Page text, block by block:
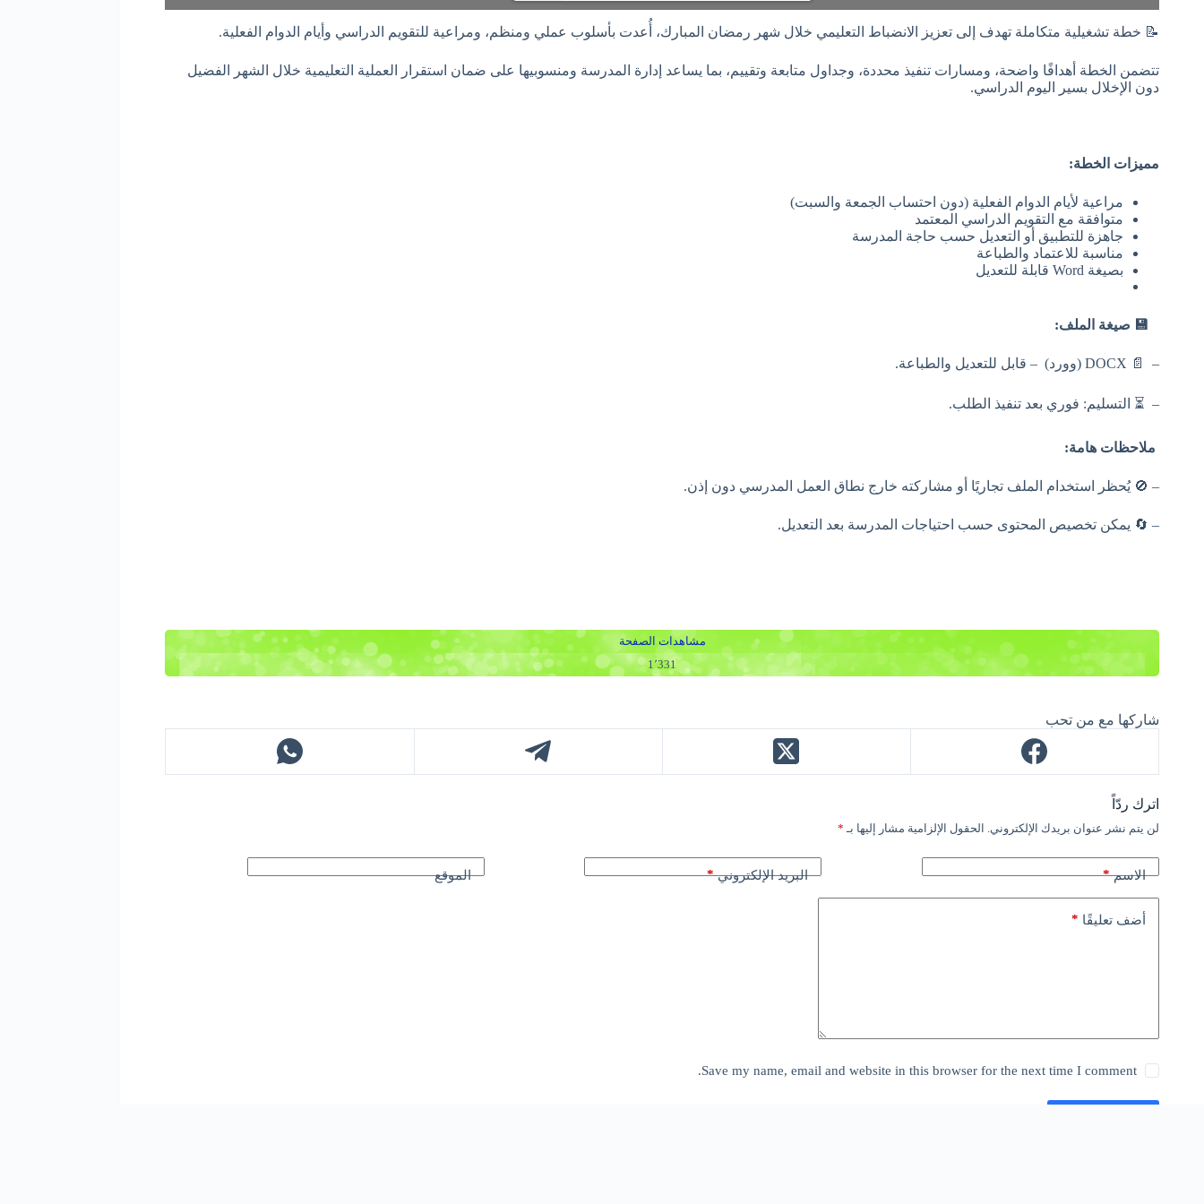
📝 خطة تشغيلية متكاملة تهدف إلى تعزيز الانضباط التعليمي خلال شهر رمضان المبارك، أُعدت بأسلوب عملي ومنظم، ومراعية للتقويم الدراسي وأيام الدوام الفعلية.
تتضمن الخطة أهدافًا واضحة، ومسارات تنفيذ محددة، وجداول متابعة وتقييم، بما يساعد إدارة المدرسة ومنسوبيها على ضمان استقرار العملية التعليمية خلال الشهر الفضيل
دون الإخلال بسير اليوم الدراسي.
مميزات الخطة:
مراعية لأيام الدوام الفعلية (دون احتساب الجمعة والسبت)
متوافقة مع التقويم الدراسي المعتمد
جاهزة للتطبيق أو التعديل حسب حاجة المدرسة
مناسبة للاعتماد والطباعة
بصيغة Word قابلة للتعديل
💾 صيغة الملف:
– 📄 DOCX (وورد) – قابل للتعديل والطباعة.
– ⏳ التسليم: فوري بعد تنفيذ الطلب.
ملاحظات هامة:
– 🚫 يُحظر استخدام الملف تجاريًا أو مشاركته خارج نطاق العمل المدرسي دون إذن.
– 🔄 يمكن تخصيص المحتوى حسب احتياجات المدرسة بعد التعديل.
مشاهدات الصفحة
1٬331
شاركها مع من تحب
اترك ردّاً
لن يتم نشر عنوان بريدك الإلكتروني. الحقول الإلزامية مشار إليها بـ *
الاسم* البريد الإلكتروني* الموقع
أضف تعليقًا *
Save my name, email and website in this browser for the next time I comment.